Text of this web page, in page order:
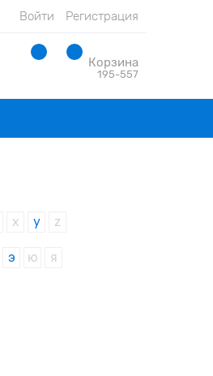
Войти Регистрация
195-557
Корзина
x y z
э ю я